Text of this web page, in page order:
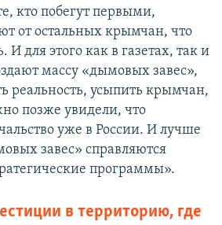
кто побегут первыми,
от остальных крымчан, что
И для этого как в газетах, так и
массу «дымовых завес»,
реальность, усыпить крымчан,
позже увидели, что
уже в России. И лучше
завес» справляются
программы».
в территорию, где